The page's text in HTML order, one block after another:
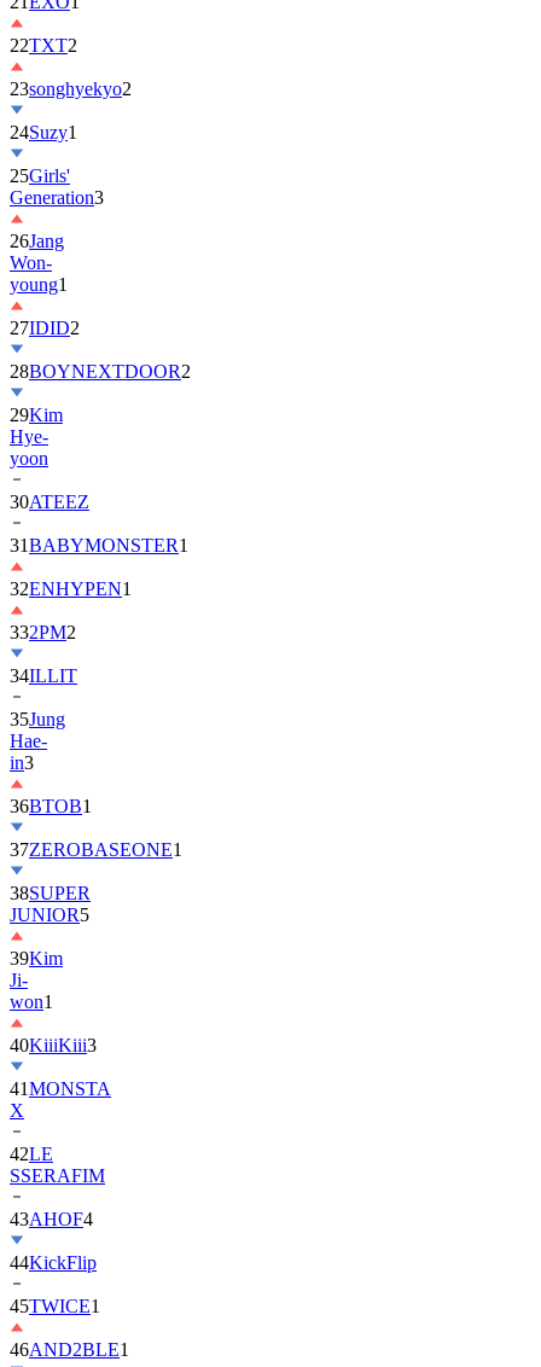
22TXT2
23songhyekyo2
24Suzy1
25Girls'
Generation3
26Jang
Won-
young1
27IDID2
28BOYNEXTDOOR2
29Kim
Hye-
yoon
30ATEEZ
31BABYMONSTER1
32ENHYPEN1
332PM2
34ILLIT
35Jung
Hae-
in3
36BTOB1
37ZEROBASEONE1
38SUPER
JUNIOR5
39Kim
Ji-
won1
40KiiiKiii3
41MONSTA
X
42LE
SSERAFIM
43AHOF4
44KickFlip
45TWICE1
46AND2BLE1